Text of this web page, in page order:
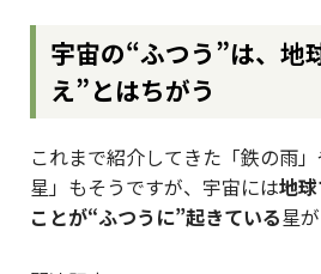
宇宙の“ふつう”は、地
え”とはちがう
これまで紹介してきた「鉄の雨
星」もそうですが、宇宙には地
ことが“ふつうに”起きている星